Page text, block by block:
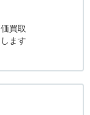
買取
ます